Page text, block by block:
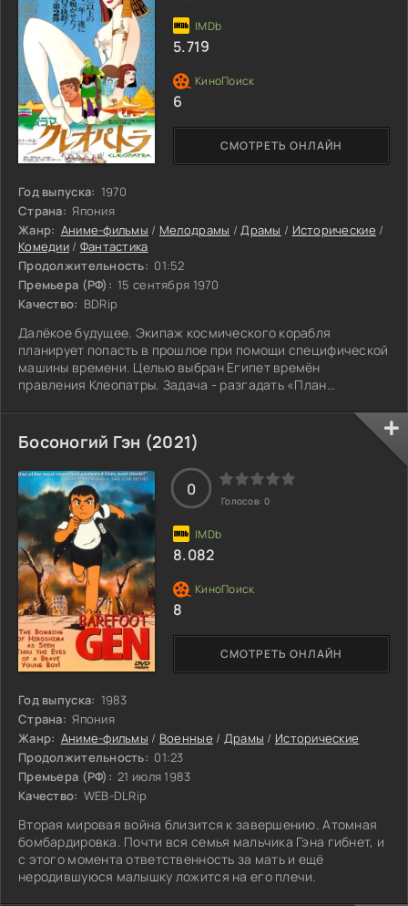
Год выпуска: 1970
Страна: Япония
Жанр: Аниме-фильмы / Мелодрамы /Драмы / Исторические /
Комедии/ Фантастика
Продолжительность: 01:52
Премьера (РФ): 15 сентября 1970
Качество: BDRip
Далёкое будущее. Экипаж космического корабля
планирует попасть в прошлое при помощи специфической
машины времени. Целью выбран Египет времён
правления Клеопатры. Задача - разгадать «План
системы.
СМОТРЕТЬ ОНЛАЙН
5.719
6
Босоногий Гэн (2021)
Год выпуска: 1983
Страна: Япония
Жанр: Аниме-фильмы / Военные / Драмы / Исторические
Продолжительность: 01:23
Премьера (РФ): 21 июля 1983
Качество: WEB-DLRip
Вторая мировая война близится к завершению. Атомная
бомбардировка. Почти вся семья мальчика Гэна гибнет, и
с этого момента ответственность за мать и ещё
неродившуюся малышку ложится на его плечи.
СМОТРЕТЬ ОНЛАЙН
0
Голосов: 0
8.082
8